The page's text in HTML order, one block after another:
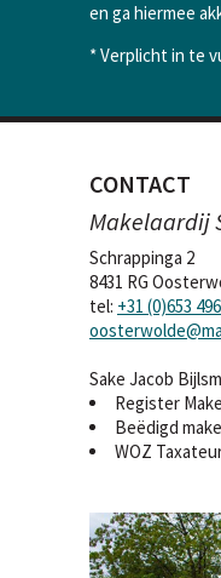
en ga hiermee
*Verplicht in te
CONTACT
Makelaardij
Schrappinga 2
8431 RG
tel: +31 (0)653
Sake Jacob
Register
Beëdigd
WOZ